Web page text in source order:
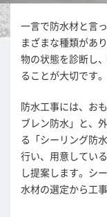
一言で防水材と言
まざまな種類があ
物の状態を診断し
ることが大切です。
防水工事には、お
ブレン防水」と、
る「シーリング防
行い、用意してい
し提案します。シ
水材の選定から工